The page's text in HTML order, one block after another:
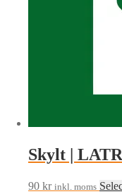
Skylt |
90 kr inkl. moms